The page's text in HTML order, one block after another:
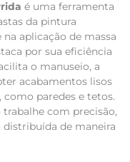
é uma ferramenta
da pintura
aplicação de massa
por sua eficiência
o manuseio, a
acabamentos lisos
paredes e tetos.
com precisão,
distribuída de maneira